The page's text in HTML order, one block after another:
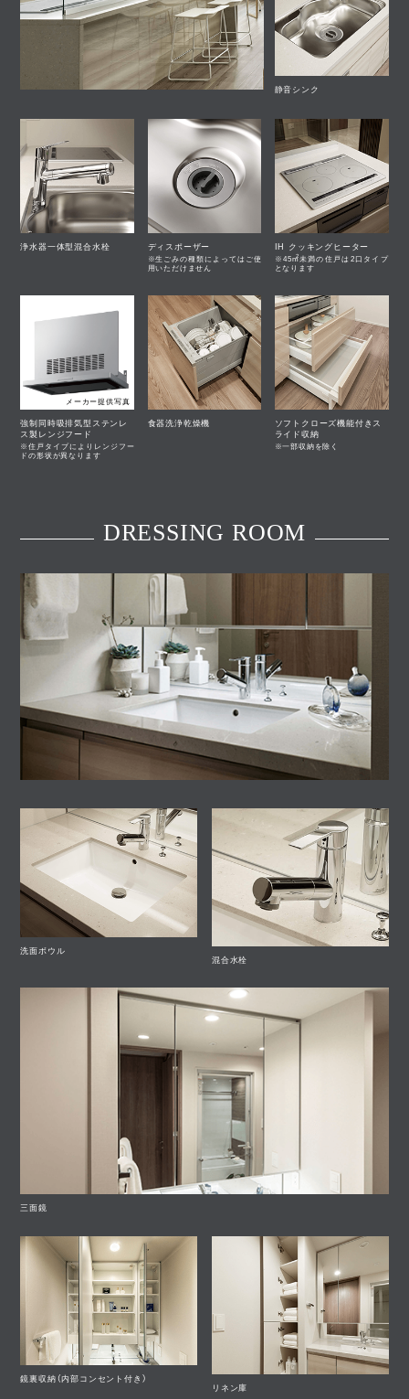
静音シンク
浄水器一体型混合水栓 ディスポーザー
※生ごみの種類によってはご使
用いただけません
IH クッキングヒーター
※45m2未満の住戸は2口タイプ
となります
メーカー提供写真
強制同時吸排気型ステンレ
ス製レンジフード
※住戸タイプによりレンジフー
ドの形状が異なります
食器洗浄乾燥機
ソフトクローズ機能付きス
ライド収納
※一部収納を除く
DRESSING ROOM
洗面ボウル
混合水栓
三面鏡
鏡裏収納（内部コンセント付き）
リネン庫